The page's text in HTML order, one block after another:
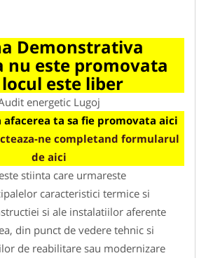
Demonstrativa
nu este promovata
este liber
energetic Lugoj
afacerea ta sa fie promovata aici
ne completand formularul
de aici
stiinta care urmareste
caracteristici termice si
si ale instalatiilor aferente
din punct de vedere tehnic si
de reabilitare sau modernizare